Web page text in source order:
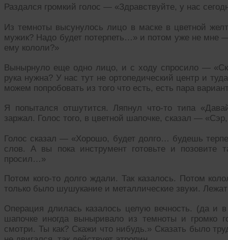
Раздался громкий голос — «Здравствуйте, у нас
Из темноты высунулось лицо в маске в цветной
мужик? Надо будет потерпеть…» и потом уже не мне
ему кололи?»
Вынырнуло еще одно лицо, и с ходу спросило —
рука нужна? У нас тут не ортопедический центр и
можем попробовать из того что есть, есть пара
Я попытался отшутится. Ляпнул что-то типа
заржал. Голос того, в цветной шапочке, сказал —
Голос сказал — «Хорошо, будет долго… будешь
слов. А вы пока инструмент готовьте и позовите
просил…»
Потом кого-то долго ждали. Так казалось. Потом
только было шушукание и металлические звуки.
Операция длилась казалось целую вечность. (да и
шапочке иногда выныривало из темноты и громко
смотри. Ты как? Скажи что нибудь.» Сказать было